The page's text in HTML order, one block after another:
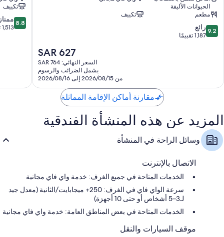
الدائرة
السابعة
عشرة
الحيوانات الأليفة
مطعم
تكييف
9.2
من
9.2 رائع
1,187 تقييمًا
السعر
الحالي
هو
SAR
627
SAR 627
السعر النهائي: SAR 764
يشمل الضرائب والرسوم
من 2026/08/15 إلى 2026/08/16
الدائرة
الخامسة
عشرة
تكييف
8.8
من
8.8
1,513 تقييمًا
مقارنة أماكن الإقامة المماثلة
المزيد عن هذه المنشأة الفندقية
وسائل الراحة في المنشأة
الاتصال بالإنترنت
الخدمات المتاحة في جميع الغرف: خدمة واي فاي مجانية
سرعة الواي فاي في الغرف: 250+ ميجابايت/الثانية (معدل جيد
لـ3–5 أشخاص أو حتى 10 أجهزة)
الخدمات المتاحة في بعض المناطق العامة: خدمة واي فاي مجانية
موقف السيارات والنقل